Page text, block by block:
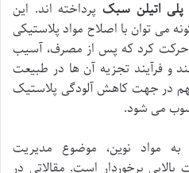
پلی اتیلن سبک پرداخته اند. این
می توان با اصلاح مواد پلاستیکی
حرکت کرد که پس از مصرف، آسیب
و فرآیند تجزیه آن ها در طبیعت
در جهت کاهش آلودگی پلاستیک
می شود.
مواد نوین، موضوع مدیریت
برخوردار است. مقالاتی در